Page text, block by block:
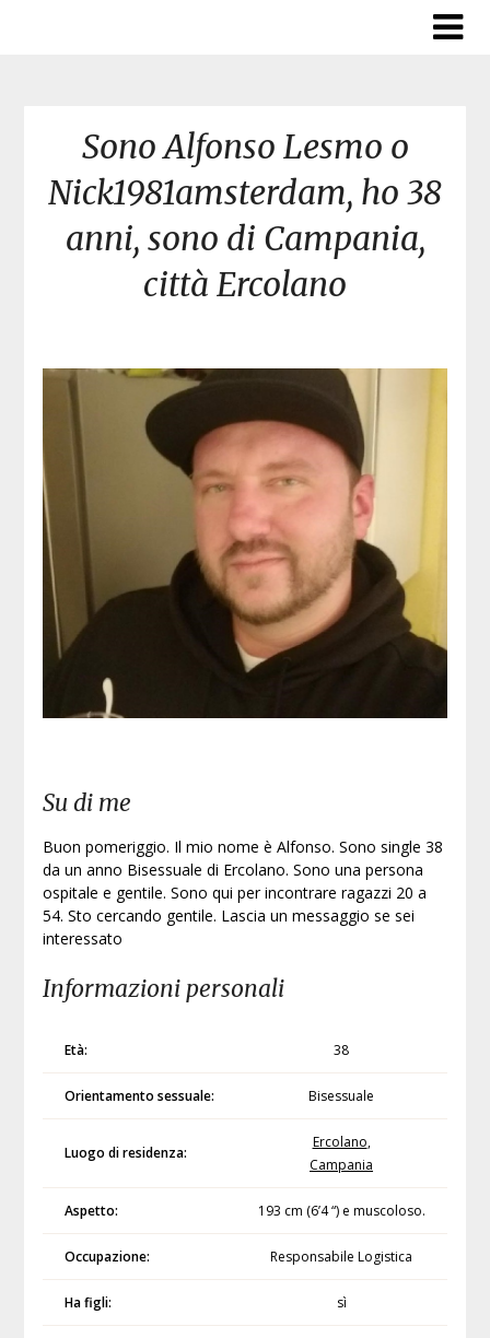
Sono Alfonso Lesmo o
Nick1981amsterdam, ho 38
anni, sono di Campania,
città Ercolano
Su di me
Buon pomeriggio. Il mio nome è Alfonso. Sono single 38
da un anno Bisessuale di Ercolano. Sono una persona
ospitale e gentile. Sono qui per incontrare ragazzi 20 a
54. Sto cercando gentile. Lascia un messaggio se sei
interessato
Informazioni personali
Età: 38
Orientamento sessuale: Bisessuale
Luogo di residenza:
Ercolano,
Campania
Aspetto: 193 cm (6’4 “) e muscoloso.
Occupazione: Responsabile Logistica
Ha figli: sì